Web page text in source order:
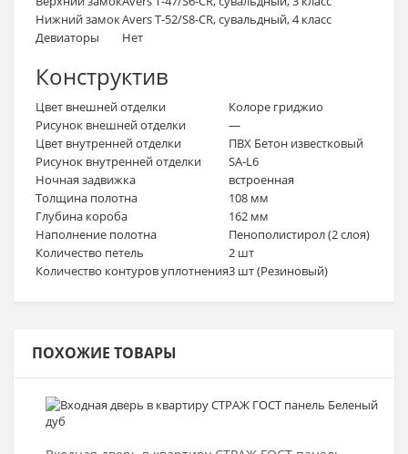
Нижний замокAvers T-52/S8-CR, сувальдный, 4 класс
Девиаторы
Нет
Конструктив
Цвет внешней отделки
Колоре гриджио
Рисунок внешней отделки
—
Цвет внутренней отделки
ПВХ Бетон известковый
Рисунок внутренней отделки
SA-L6
Ночная задвижка
встроенная
Толщина полотна
108 мм
Глубина короба
162 мм
Наполнение полотна
Пенополистирол (2 слоя)
Количество петель
2 шт
Количество контуров уплотнения3 шт (Резиновый)
ПОХОЖИЕ ТОВАРЫ
Выбрать >